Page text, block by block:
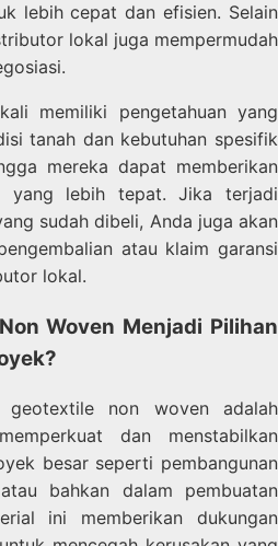
lebih cepat dan efisien. Selain
lokal juga mempermudah
memiliki pengetahuan yang
tanah dan kebutuhan spesifik
mereka dapat memberikan
yang lebih tepat. Jika terjadi
sudah dibeli, Anda juga akan
atau klaim garansi
lokal.
Woven Menjadi Pilihan
geotextile non woven adalah
dan menstabilkan
besar seperti pembangunan
bahkan dalam pembuatan
ini memberikan dukungan